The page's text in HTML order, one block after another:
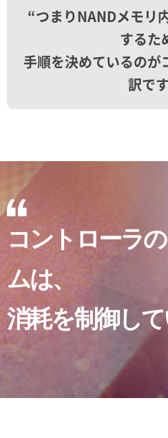
“つまりNANDメモリ
するた
手順を決めているのが
訳で
コントローラ
ムは、
消耗を制御し